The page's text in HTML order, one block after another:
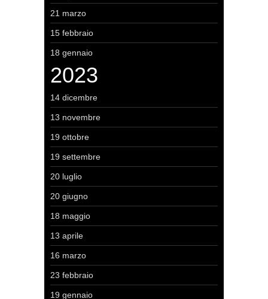
21 marzo
15 febbraio
18 gennaio
2023
14 dicembre
13 novembre
19 ottobre
19 settembre
20 luglio
20 giugno
18 maggio
13 aprile
16 marzo
23 febbraio
19 gennaio